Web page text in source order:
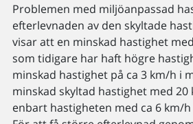
Problemen med miljöanpassad
efterlevnaden av den skyltade
visar att en minskad hastighet
som tidigare har haft högre
minskad hastighet på ca 3 km/h i
minskad skyltad hastighet med
enbart hastigheten med ca 6 km/